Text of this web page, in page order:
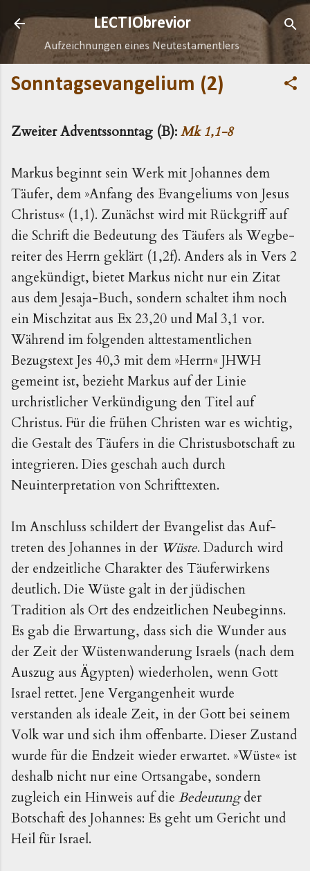
Direkt zum Hauptbereich
LECTIObrevior
Aufzeichnungen eines Neutestamentlers
Sonntagsevangelium (2)
Zweiter Adventssonntag (B):Mk 1,1-8
Markus beginnt sein Werk mit Johannes dem
Täufer, dem »Anfang des Evangeliums von Jesus
Christus« (1,1). Zu­nächst wird mit Rückgriff auf
die Schrift die Bedeutung des Täufers als Wegbe­
reiter des Herrn geklärt (1,2f). Anders als in Vers 2
angekündigt, bietet Markus nicht nur ein Zitat
aus dem Jesaja-Buch, sondern schaltet ihm noch
ein Mischzitat aus Ex 23,20 und Mal 3,1 vor.
Während im folgenden alttestamentlichen
Bezugstext Jes 40,3 mit dem »Herrn« JHWH
gemeint ist, bezieht Markus auf der Linie
urchristlicher Verkündigung den Titel auf
Christus. Für die frühen Christen war es wichtig,
die Gestalt des Täufers in die Christusbotschaft zu
integrieren. Dies geschah auch durch
Neuinterpretation von Schrifttexten.
Im Anschluss schildert der Evangelist das Auf­
treten des Johannes in der Wüste. Dadurch wird
der end­zeitliche Charakter des Täuferwirkens
deutlich. Die Wüste galt in der jüdischen
Tradition als Ort des endzeitlichen Neubeginns.
Es gab die Erwartung, dass sich die Wunder aus
der Zeit der Wüstenwanderung Israels (nach dem
Auszug aus Ägypten) wiederholen, wenn Gott
Israel rettet. Jene Ver­gangenheit wurde
verstanden als ideale Zeit, in der Gott bei seinem
Volk war und sich ihm offenbarte. Die­ser Zu­stand
wurde für die Endzeit wieder erwartet. »Wüste« ist
deshalb nicht nur ei­ne Ortsangabe, sondern
zugleich ein Hinweis auf die Bedeu­tungder
Botschaft des Johannes: Es geht um Gericht und
Heil für Israel.